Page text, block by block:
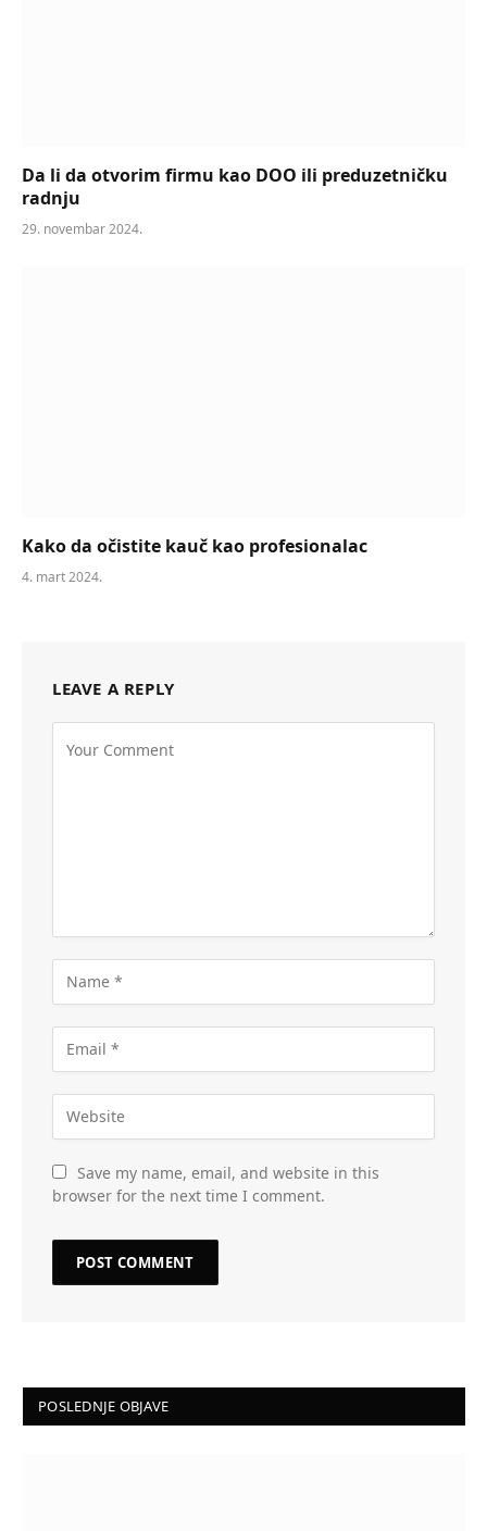
Da li da otvorim firmu kao DOO ili preduzetničku
radnju
29. novembar 2024.
Kako da očistite kauč kao profesionalac
4. mart 2024.
LEAVE A REPLY
Save my name, email, and website in this
browser for the next time I comment.
POSLEDNJE OBJAVE